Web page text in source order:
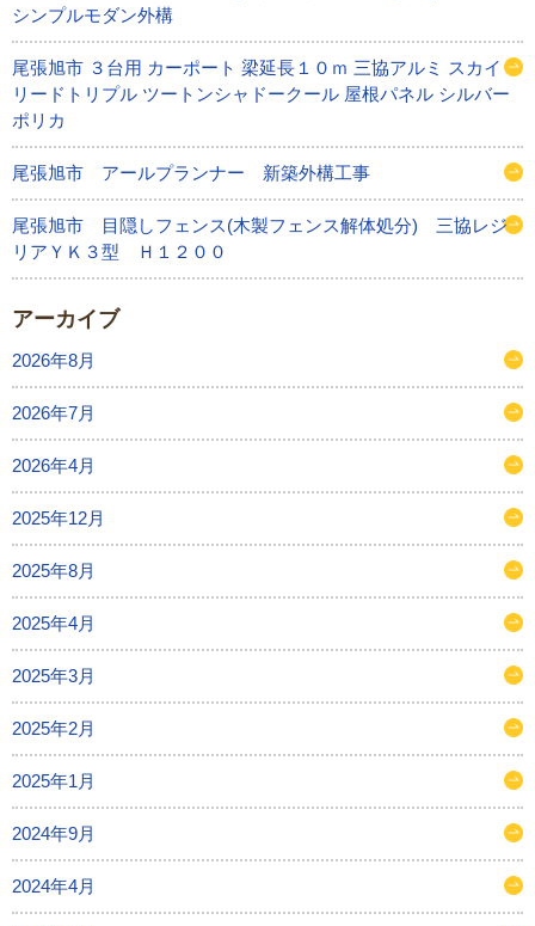
シンプルモダン外構
尾張旭市 ３台用 カーポート 梁延長１０ｍ 三協アルミ スカイ
リードトリプル ツートンシャドークール 屋根パネル シルバー
ポリカ
尾張旭市 アールプランナー 新築外構工事
尾張旭市 目隠しフェンス(木製フェンス解体処分) 三協レジ
リアＹＫ３型 Ｈ１２００
アーカイブ
2026年8月
2026年7月
2026年4月
2025年12月
2025年8月
2025年4月
2025年3月
2025年2月
2025年1月
2024年9月
2024年4月